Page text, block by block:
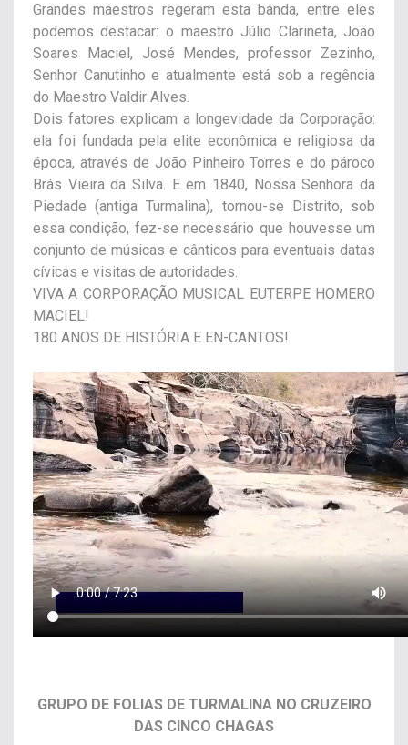
Grandes maestros regeram esta banda, entre eles
podemos destacar: o maestro Júlio Clarineta, João
Soares Maciel, José Mendes, professor Zezinho,
Senhor Canutinho e atualmente está sob a regência
do Maestro Valdir Alves.
Dois fatores explicam a longevidade da Corporação:
ela foi fundada pela elite econômica e religiosa da
época, através de João Pinheiro Torres e do pároco
Brás Vieira da Silva. E em 1840, Nossa Senhora da
Piedade (antiga Turmalina), tornou-se Distrito, sob
essa condição, fez-se necessário que houvesse um
conjunto de músicas e cânticos para eventuais datas
cívicas e visitas de autoridades.
VIVA A CORPORAÇÃO MUSICAL EUTERPE HOMERO
MACIEL!
180 ANOS DE HISTÓRIA E EN-CANTOS!
GRUPO DE FOLIAS DE TURMALINA NO CRUZEIRO
DAS CINCO CHAGAS